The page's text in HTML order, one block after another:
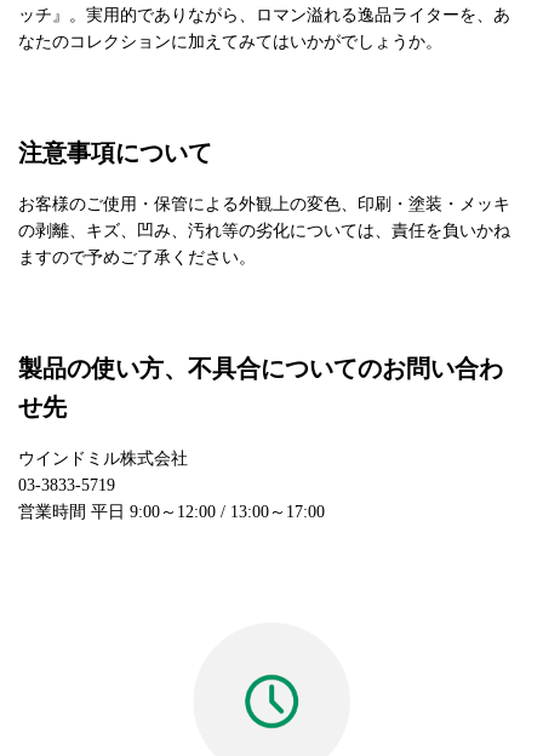
ッチ』。実用的でありながら、ロマン溢れる逸品ライターを、あ
なたのコレクションに加えてみてはいかがでしょうか。
注意事項について
お客様のご使用・保管による外観上の変色、印刷・塗装・メッキ
の剥離、キズ、凹み、汚れ等の劣化については、責任を負いかね
ますので予めご了承ください。
製品の使い方、不具合についてのお問い合わ
せ先
ウインドミル株式会社
03-3833-5719
営業時間 平日 9:00～12:00 / 13:00～17:00